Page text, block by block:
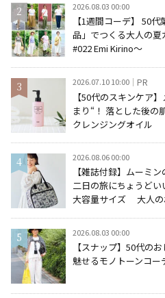
2026.08.03 00:00
【1週間コーデ】 50
品」でつくる大人の
#022 Emi Kirino～
2026.07.10 10:00 PR
【50代のスキンケア
まり“！ 落とした後の
クレンジングオイル
2026.08.06 00:00
【雑誌付録】ムーミ
二日の旅にちょうど
大容量サイズ 大人の
2026.08.03 00:00
【スナップ】50代の
魅せるモノトーンコー